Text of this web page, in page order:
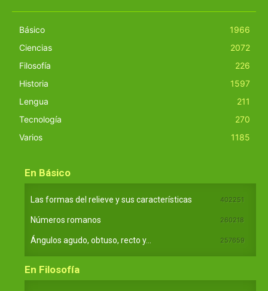
Básico
1966
Ciencias
2072
Filosofía
226
Historia
1597
Lengua
211
Tecnología
270
Varios
1185
En Básico
Las formas del relieve y sus características 402251
Números romanos 260218
Ángulos agudo, obtuso, recto y... 257659
En Filosofía